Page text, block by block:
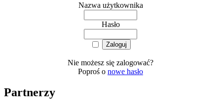
Nazwa użytkownika
Hasło
Nie możesz się zalogować?
Poproś o nowe hasło
Partnerzy